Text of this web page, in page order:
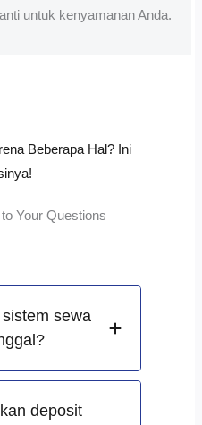
untuk kenyamanan Anda.
Beberapa Hal? Ini
Your Questions
sewa
deposit